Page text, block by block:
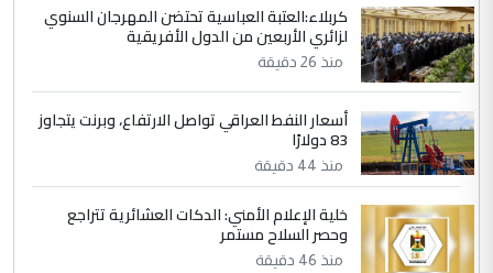
جنسية الرافد الثالث للعراق ومن اصول عريقة
ابا فرات ...
الموضوع : الجواهري يرد على صدام حسين سل
مضجعيك يابن الزنا (نص كامل)
سردار
التعليق : واحد من عصابة علي ماما يسقط
جنسية الرافد الثالث للعراق ومن اصول عريقة
ابا فرات ...
كربلاء:العتبة العباسية تحتضن المهرجان السنوي
لزائري الأربعين من الدول الأفريقية
منذ 26 دقيقة
أسعار النفط العراقي تواصل الارتفاع، وبرنت يتجاوز
83 دولارًا
منذ 44 دقيقة
خلية الإعلام الأمني: الدكات العشائرية تتراجع
وحصر السلاح مستمر
منذ 46 دقيقة